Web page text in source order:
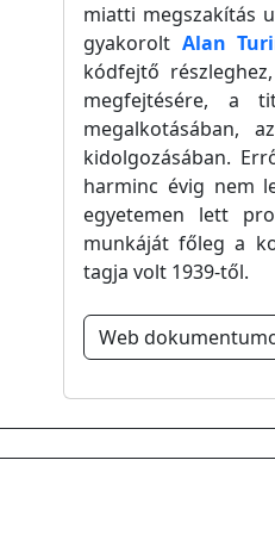
miatti megszakítás
gyakorolt Alan
kódfejtő
megfejtésére, a
megalkotásában,
kidolgozásában.
harminc évig nem
egyetemen lett
munkáját főleg a
tagja volt 1939-től.
Web